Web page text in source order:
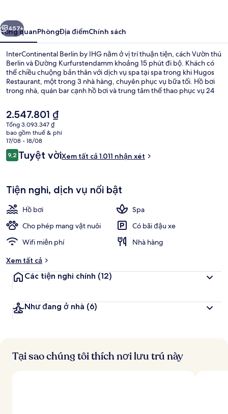
Tiếp
457+
Tổng quanPhòngĐịa điểmChính sách
InterContinental Berlin by IHG nằm ở vị trí thuận tiện, cách Vườn thú
Berlin và Đường Kurfurstendamm khoảng 15 phút đi bộ. Khách có
thể chiều chuộng bản thân với dịch vụ spa tại spa trong khi Hugos
Restaurant, một trong 3 nhà hàng, chuyên phục vụ bữa tối. Hồ bơi
trong nhà, quán bar cạnh hồ bơi và trung tâm thể thao phục vụ 24
khách đánh giá cao nhân viên nhiệt tình. Nơi lưu trú nằm cách dịch
vụ giao thông công cộng một quãng đi bộ ngắn: cách Ga U-Bahn
Wittenbergplatz 10 phút và Ga U-Bahn Zoological Garden 12 phút.
Giá
hiện
tại
là
2.547.801 ₫
2.547.801 ₫
Tổng 3.093.347 ₫
bao gồm thuế & phí
17/08 - 18/08
Nhận
xét
9,29,2 trên 10,
Tuyệt vờiXem tất cả 1.011 nhận xét
Tiện nghi, dịch vụ nổi bật
Hồ bơi
Spa
Cho phép mang vật nuôi
Có bãi đậu xe
Wifi miễn phí
Nhà hàng
Xem tất cả
Các tiện nghi chính (12)
Như đang ở nhà (6)
Tại sao chúng tôi thích nơi lưu trú này